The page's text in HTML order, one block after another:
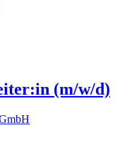
(m/w/d)